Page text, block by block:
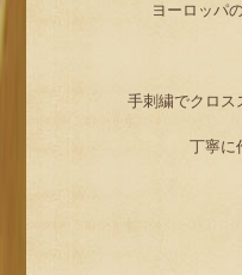
ヨーロッパ
手刺繍でクロ
丁寧に